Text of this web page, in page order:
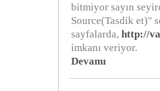
bitmiyor sayın
Source(Tasdik et)"
sayfalarda, http://
imkanı veriyor.
Devamı